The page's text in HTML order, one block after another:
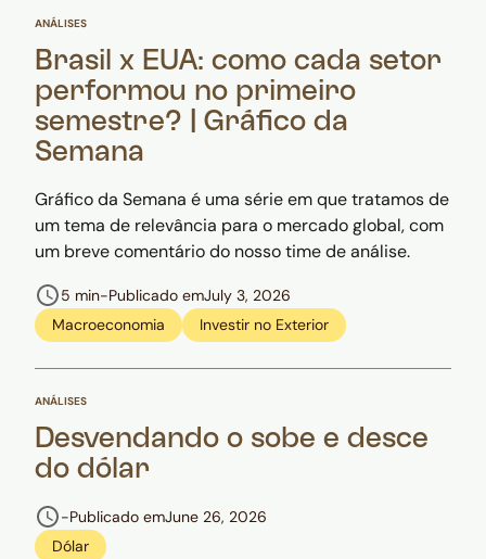
ANÁLISES
Brasil x EUA: como cada setor
performou no primeiro
semestre? | Gráfico da
Semana
Gráfico da Semana é uma série em que tratamos de
um tema de relevância para o mercado global, com
um breve comentário do nosso time de análise.
5 min-Publicado emJuly 3, 2026
Macroeconomia
Investir no Exterior
ANÁLISES
Desvendando o sobe e desce
do dólar
-Publicado emJune 26, 2026
Dólar